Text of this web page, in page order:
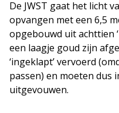
De JWST gaat het licht
opvangen met een 6,5
opgebouwd uit achttien
een laagje goud zijn
‘ingeklapt’ vervoerd
passen) en moeten dus
uitgevouwen.